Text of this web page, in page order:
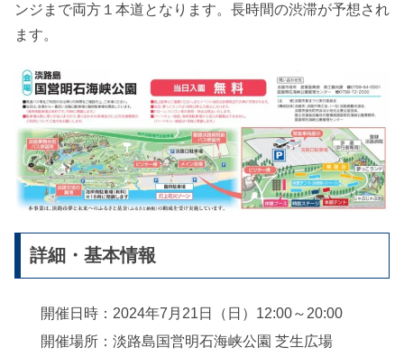
ンジまで両方１本道となります。長時間の渋滞が予想され
ます。
詳細・基本情報
開催日時：2024年7月21日（日）12:00～20:00
開催場所：淡路島国営明石海峡公園 芝生広場